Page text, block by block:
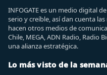
INFOGATE es un medio digital
serio y creíble, así dan cuenta
hacen otros medios de
Chile, MEGA, ADN Radio, Radio
una alianza estratégica.
Lo más visto de la